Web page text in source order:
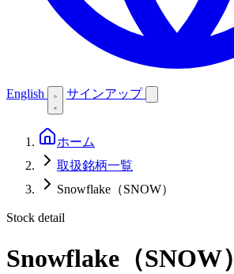
English サインアップ
ホーム
取扱銘柄一覧
Snowflake（SNOW）
Stock detail
Snowflake（SNOW）